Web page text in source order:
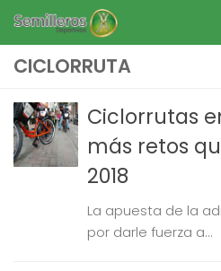
Saltar al contenido
CICLORRUTA
Ciclorrutas
más retos
2018
La apuesta de la
por darle fuerza a...